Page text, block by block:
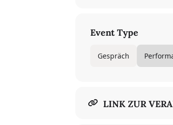
Event Type
Gespräch
LINK ZUR